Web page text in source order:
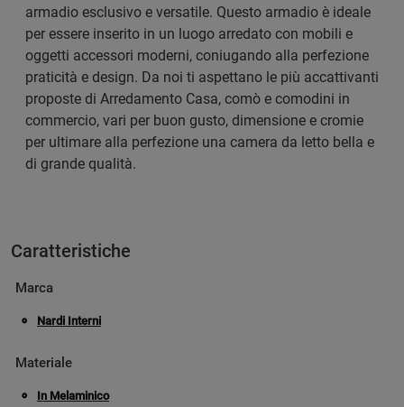
armadio esclusivo e versatile. Questo armadio è ideale
per essere inserito in un luogo arredato con mobili e
oggetti accessori moderni, coniugando alla perfezione
praticità e design. Da noi ti aspettano le più accattivanti
proposte di Arredamento Casa, comò e comodini in
commercio, vari per buon gusto, dimensione e cromie
per ultimare alla perfezione una camera da letto bella e
di grande qualità.
Caratteristiche
Marca
Nardi Interni
Materiale
In Melaminico